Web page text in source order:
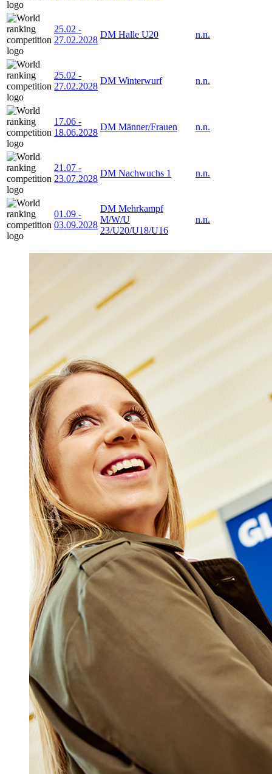
25.02 -
27.02.2028
DM Halle U20 n.n.
25.02 -
27.02.2028
DM Winterwurf n.n.
17.06 -
18.06.2028
DM Männer/Frauen n.n.
21.07 -
23.07.2028
DM Nachwuchs 1 n.n.
01.09 -
03.09.2028
DM Mehrkampf
M/W/U
23/U20/U18/U16
n.n.